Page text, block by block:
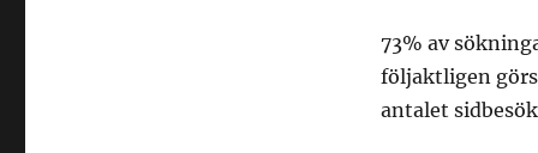
73% av
följaktligen görs
antalet